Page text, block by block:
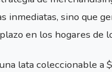
inmediatas, sino que
en los hogares de
lata coleccionable a